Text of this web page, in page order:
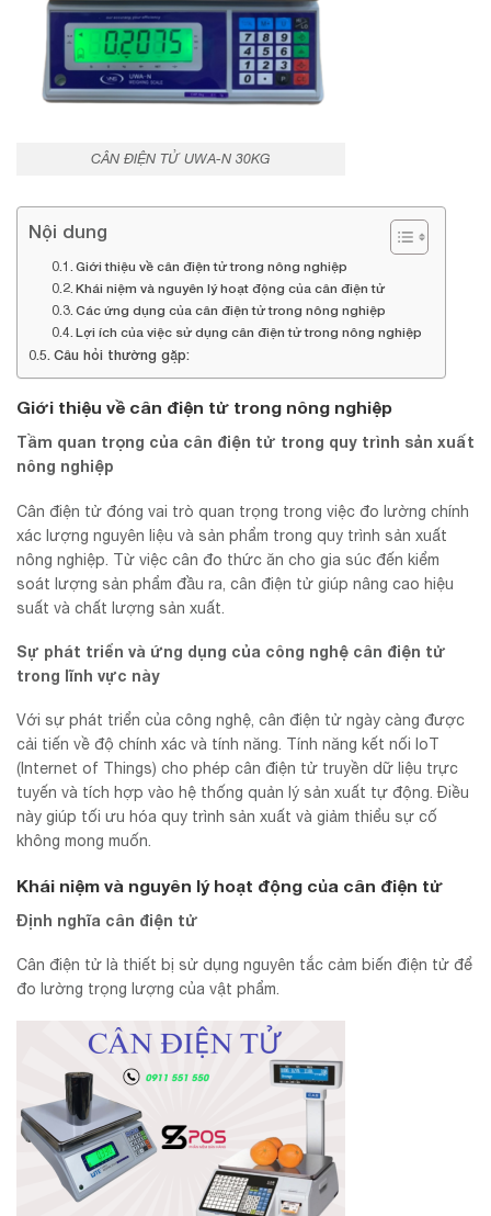
CÂN ĐIỆN TỬ UWA-N 30KG
Nội dung
Giới thiệu về cân điện tử trong nông nghiệp
Khái niệm và nguyên lý hoạt động của cân điện tử
Các ứng dụng của cân điện tử trong nông nghiệp
Lợi ích của việc sử dụng cân điện tử trong nông nghiệp
Câu hỏi thường gặp:
Giới thiệu về cân điện tử trong nông nghiệp
Tầm quan trọng của cân điện tử trong quy trình sản xuất
nông nghiệp
Cân điện tử đóng vai trò quan trọng trong việc đo lường chính
xác lượng nguyên liệu và sản phẩm trong quy trình sản xuất
nông nghiệp. Từ việc cân đo thức ăn cho gia súc đến kiểm
soát lượng sản phẩm đầu ra, cân điện tử giúp nâng cao hiệu
suất và chất lượng sản xuất.
Sự phát triển và ứng dụng của công nghệ cân điện tử
trong lĩnh vực này
Với sự phát triển của công nghệ, cân điện tử ngày càng được
cải tiến về độ chính xác và tính năng. Tính năng kết nối IoT
(Internet of Things) cho phép cân điện tử truyền dữ liệu trực
tuyến và tích hợp vào hệ thống quản lý sản xuất tự động. Điều
này giúp tối ưu hóa quy trình sản xuất và giảm thiểu sự cố
không mong muốn.
Khái niệm và nguyên lý hoạt động của cân điện tử
Định nghĩa cân điện tử
Cân điện tử là thiết bị sử dụng nguyên tắc cảm biến điện tử để
đo lường trọng lượng của vật phẩm.